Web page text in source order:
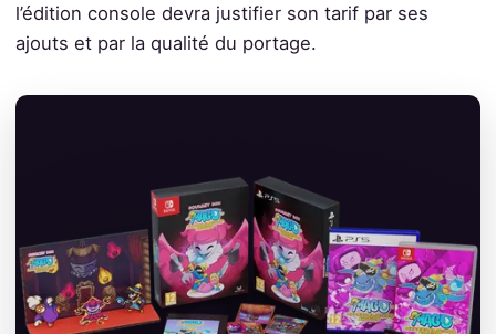
l’édition console devra justifier son tarif par ses
ajouts et par la qualité du portage.